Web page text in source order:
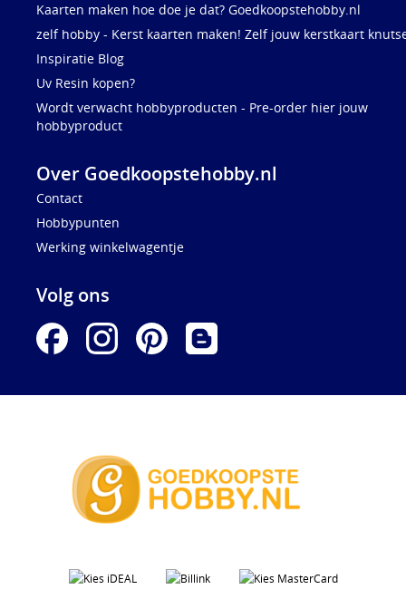
Kaarten maken hoe doe je dat? Goedkoopstehobby.nl
zelf hobby - Kerst kaarten maken! Zelf jouw kerstkaart
Inspiratie Blog
Uv Resin kopen?
Wordt verwacht hobbyproducten - Pre-order hier jouw
hobbyproduct
Over Goedkoopstehobby.nl
Contact
Hobbypunten
Werking winkelwagentje
Volg ons